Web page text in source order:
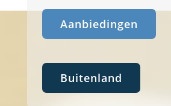
Aanbiedingen
Buitenland